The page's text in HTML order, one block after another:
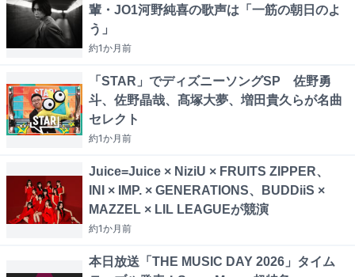
輩・JO1河野純喜の歌声は「一筋の朝日のよ
う」
約1か月前
「STAR」でディズニーソングSP 佐野勇
斗、佐野晶哉、髙塚大夢、増田貴久らが名曲
セレクト
約1か月前
Juice=Juice × NiziU × FRUITS ZIPPER、
INI × IMP. × GENERATIONS、BUDDiiS ×
MAZZEL × LIL LEAGUEが競演
約1か月前
本日放送「THE MUSIC DAY 2026」タイム